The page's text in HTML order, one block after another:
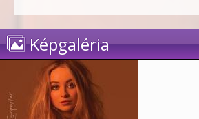
Képgaléria